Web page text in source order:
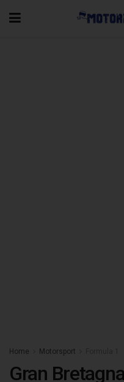
Home Motorsport
Gran